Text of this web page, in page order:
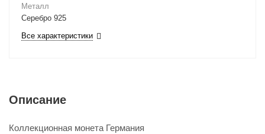
Металл
Серебро 925
Все характеристики
Описание
Коллекционная монета Германия